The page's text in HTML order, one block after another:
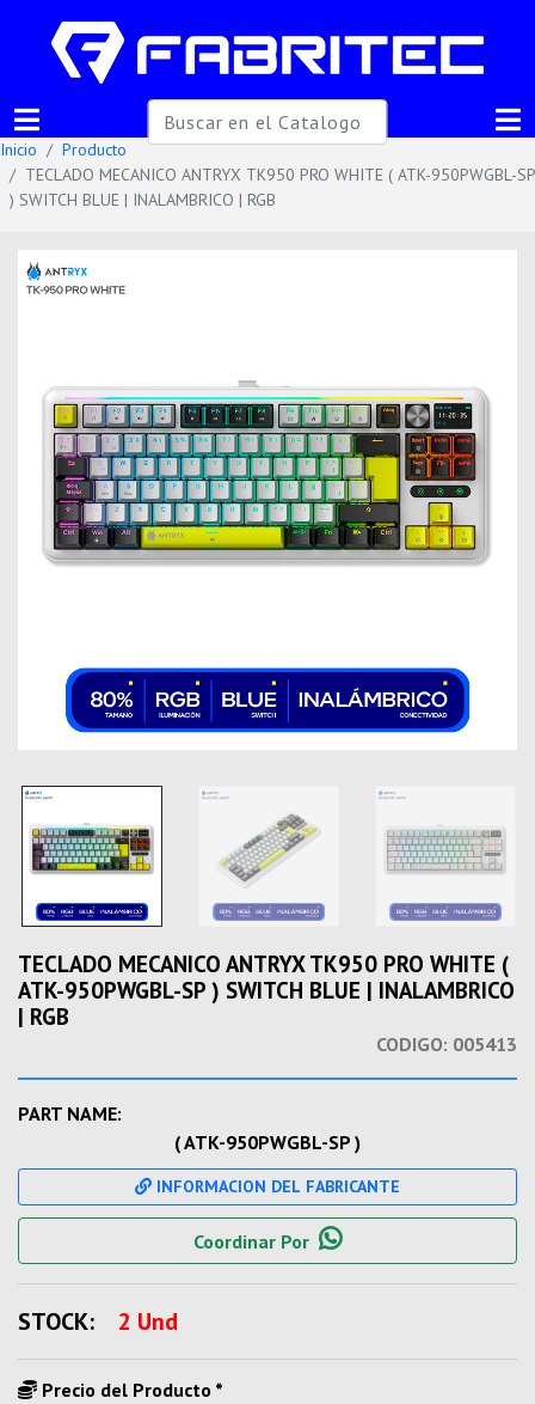
Inicio
Producto
TECLADO MECANICO ANTRYX TK950 PRO WHITE ( ATK-950PWGBL-SP
) SWITCH BLUE | INALAMBRICO | RGB
TECLADO MECANICO ANTRYX TK950 PRO WHITE (
ATK-950PWGBL-SP ) SWITCH BLUE | INALAMBRICO
| RGB
CODIGO: 005413
PART NAME:
( ATK-950PWGBL-SP )
INFORMACION DEL FABRICANTE
Coordinar Por
STOCK: 2 Und
Precio del Producto *